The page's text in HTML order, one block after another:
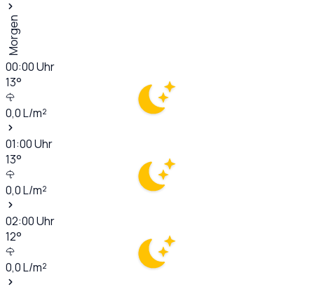
Morgen
00:00Uhr
13°
0,0L/m²
01:00Uhr
13°
0,0L/m²
02:00Uhr
12°
0,0L/m²